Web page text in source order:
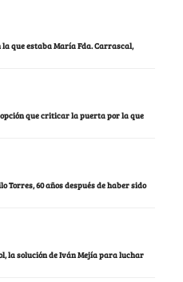
que estaba María Fda. Carrascal,
que criticar la puerta por la que
Torres, 60 años después de haber sido
la solución de Iván Mejía para luchar